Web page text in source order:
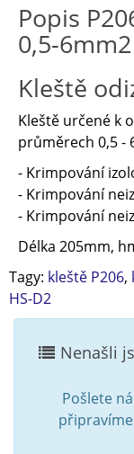
Popis
0,5-
Kleště
Kleště určené k
průměrech 0,5 -
- Krimpování
- Krimpování
- Krimpování
Délka 205mm,
Tagy: kleště P206,
HS-D2
Nenašli
Pošlete